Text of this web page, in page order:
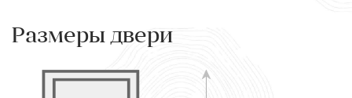
Размеры двери